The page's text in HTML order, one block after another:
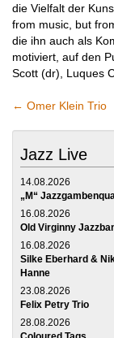
die Vielfalt der
from music, but
die ihn auch als
motiviert, auf den
Scott (dr), Luques
← Omer Klein Trio
Jazz Live
14.08.2026
„M“
16.08.2026
Old Virginny
16.08.2026
Silke Eberhard &
Hanne
23.08.2026
Felix Petry Trio
28.08.2026